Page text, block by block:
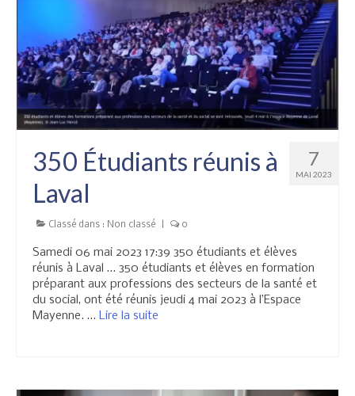
Prestataires
Salles
Réglementation
7
MAI 2023
350 Étudiants réunis à
Laval
Classé dans : Non classé 0
Samedi 06 mai 2023 17:39 350 étudiants et élèves
réunis à Laval … 350 étudiants et élèves en formation
préparant aux professions des secteurs de la santé et
du social, ont été réunis jeudi 4 mai 2023 à l’Espace
Mayenne. … Lire la suite­­